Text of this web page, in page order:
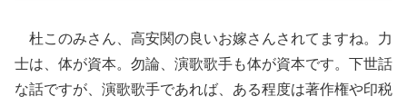
杜このみさん、高安関の良いお嫁さんされてますね。力
士は、 体が資本。勿論、演歌歌手も体が資本です。下世話
な話ですが、演歌歌手であれば、 ある程度は著作権や印税